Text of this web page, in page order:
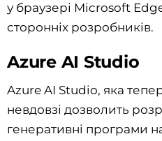
у браузері Microsoft
сторонніх розробників.
Azure AI Studio
Azure AI Studio, яка
невдовзі дозволить
генеративні програми